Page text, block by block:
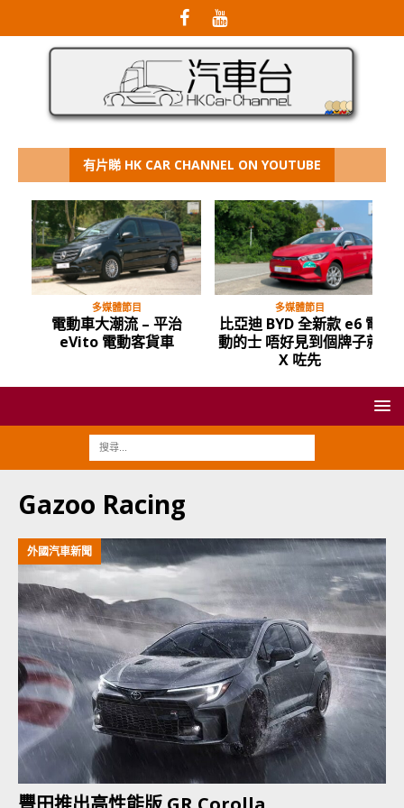
有片睇 HK CAR CHANNEL ON YOUTUBE
多媒體節目
電動車大潮流 – 平治
eVito 電動客貨車
多媒體節目
比亞迪 BYD 全新款 e6 電
動的士 唔好見到個牌子就
X 咗先
Gazoo Racing
外國汽車新聞